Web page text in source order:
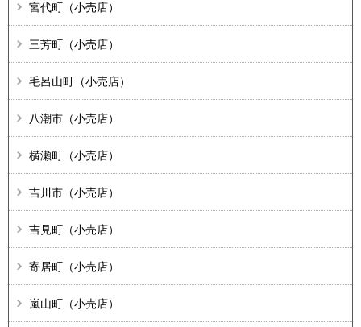
宮代町（小売店）
三芳町（小売店）
毛呂山町（小売店）
八潮市（小売店）
横瀬町（小売店）
吉川市（小売店）
吉見町（小売店）
寄居町（小売店）
嵐山町（小売店）